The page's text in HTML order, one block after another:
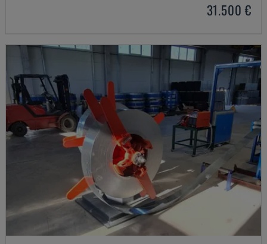
31.500 €